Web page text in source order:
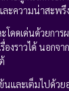
ะความน่าสะพรึ
โดดเด่นด้วยกา
งราวได้ นอก
และเต็มไปด้ว